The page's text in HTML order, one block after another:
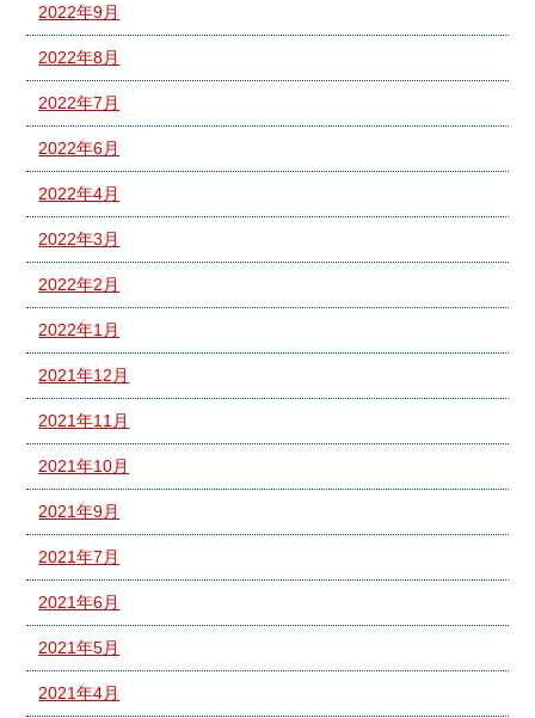
2022年9月
2022年8月
2022年7月
2022年6月
2022年4月
2022年3月
2022年2月
2022年1月
2021年12月
2021年11月
2021年10月
2021年9月
2021年7月
2021年6月
2021年5月
2021年4月